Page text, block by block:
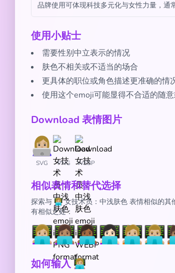
品牌使用可体现科技多元化与女性力量，通
使用小贴士
需要性别中立表示的情况
肤色不相关或不适当的场合
更具体的职位或角色描述更准确的情
使用这个emoji可能显得不合适的随
Download 表情图片
SVG PNG WEBP
相似表情和替代选择
探索与 👩🏼‍💻 女技术员：中浅肤色 表情相似
有相似之处：
👩🏼‍💻👩🏽‍💻👩🏾‍💻👩🏻‍💻🧑🏼‍💻👨🏼‍💻
如何输入 👩🏼‍💻